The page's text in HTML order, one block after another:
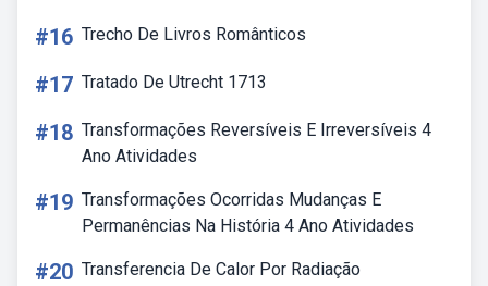
#16 Trecho De Livros Românticos
#17 Tratado De Utrecht 1713
#18 Transformações Reversíveis E Irreversíveis 4
Ano Atividades
#19 Transformações Ocorridas Mudanças E
Permanências Na História 4 Ano Atividades
#20 Transferencia De Calor Por Radiação